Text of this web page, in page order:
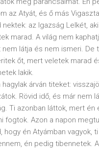
az Atyát, és ő más
nektek: az Igazság Lelkét,
marad. A világ nem
nem látja és nem ismeri. De
őt, mert veletek marad
lakik.
hagylak árván titeket:
Rövid idő, és már nem
Ti azonban láttok, mert én
fogtok. Azon a napon
hogy én Atyámban vagyok, ti
én pedig tibennetek.